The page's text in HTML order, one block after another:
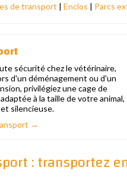
de transport | Enclos | Parcs
sécurité chez le vétérinaire,
d'un déménagement ou d'un
privilégiez une cage de
à la taille de votre animal,
silencieuse.
→
: transportez